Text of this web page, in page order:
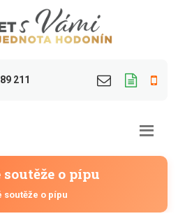
211
o pípu
o pípu